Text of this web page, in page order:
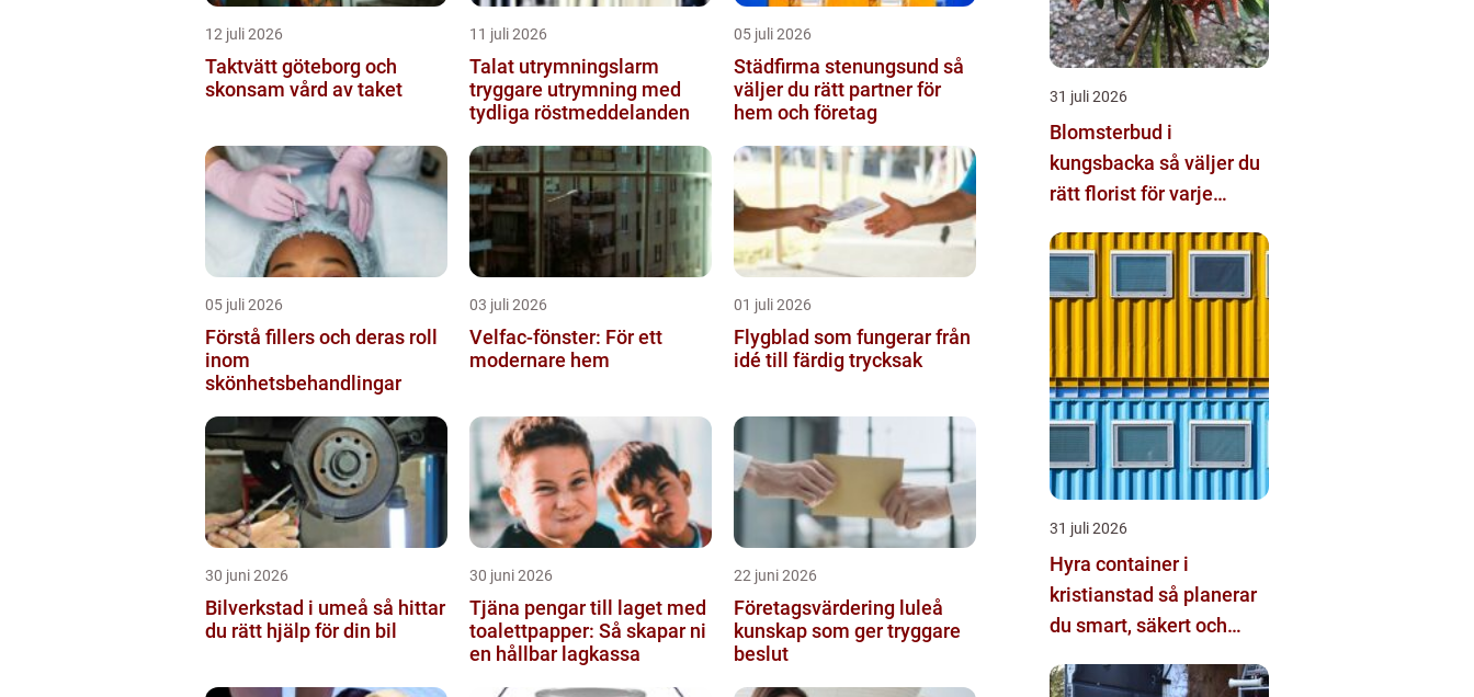
12 juli 2026
Taktvätt göteborg och
skonsam vård av taket
11 juli 2026
Talat utrymningslarm
tryggare utrymning med
tydliga röstmeddelanden
05 juli 2026
Städfirma stenungsund så
väljer du rätt partner för
hem och företag
05 juli 2026
Förstå fillers och deras roll
inom
skönhetsbehandlingar
03 juli 2026
Velfac-fönster: För ett
modernare hem
01 juli 2026
Flygblad som fungerar från
idé till färdig trycksak
30 juni 2026
Bilverkstad i umeå så hittar
du rätt hjälp för din bil
30 juni 2026
Tjäna pengar till laget med
toalettpapper: Så skapar ni
en hållbar lagkassa
22 juni 2026
Företagsvärdering luleå
kunskap som ger tryggare
beslut
31 juli 2026
Blomsterbud i
kungsbacka så väljer du
rätt florist för varje
31 juli 2026
Hyra container i
kristianstad så planerar
du smart, säkert och